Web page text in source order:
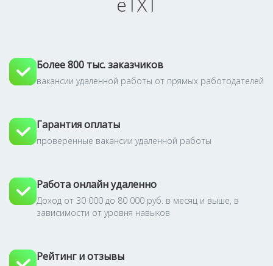
Более 800 тыс. заказчиков
вакансии удаленной работы от прямых работодателей
Гарантия оплаты
проверенные вакансии удаленной работы
Работа онлайн удаленно
Доход от 30 000 до 80 000 руб. в месяц и выше, в
зависимости от уровня навыков
Рейтинг и отзывы